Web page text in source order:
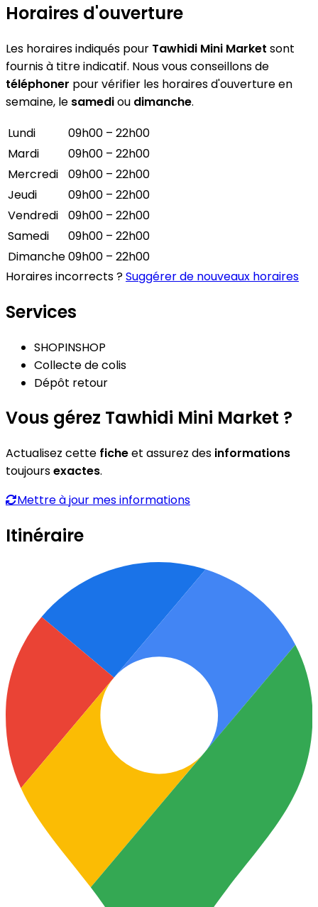
Horaires d'ouverture
Les horaires indiqués pour Tawhidi Mini Market sont
fournis à titre indicatif. Nous vous conseillons de
téléphoner pour vérifier les horaires d'ouverture en
semaine, le samediou dimanche.
Lundi
09h00 – 22h00
Mardi
09h00 – 22h00
Mercredi
09h00 – 22h00
Jeudi
09h00 – 22h00
Vendredi
09h00 – 22h00
Samedi
09h00 – 22h00
Dimanche09h00 – 22h00
Horaires incorrects ?Suggérer de nouveaux horaires
Services
SHOPINSHOP
Collecte de colis
Dépôt retour
Vous gérez Tawhidi Mini Market ?
Actualisez cette ficheet assurez des informations
toujoursexactes.
Mettre à jour mes informations
Itinéraire